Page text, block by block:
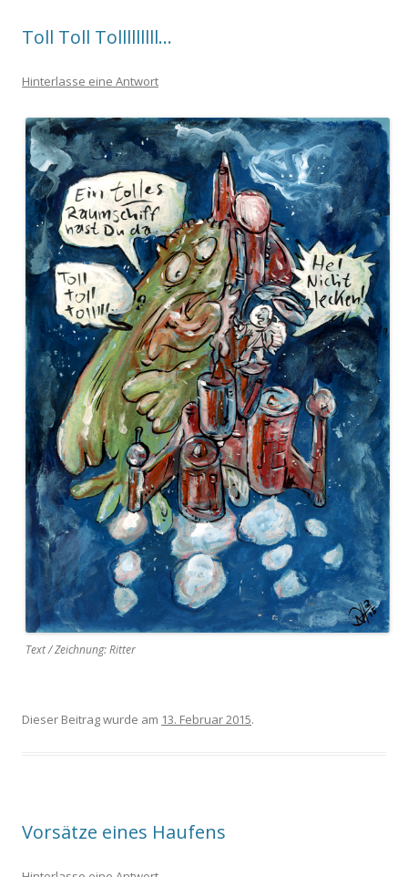
Toll Toll Tolllllllll…
Hinterlasse eine Antwort
Text / Zeichnung: Ritter
Dieser Beitrag wurde am 13. Februar 2015.
Vorsätze eines Haufens